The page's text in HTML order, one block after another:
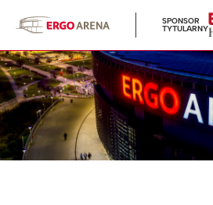
SPONSOR
TYTULARNY